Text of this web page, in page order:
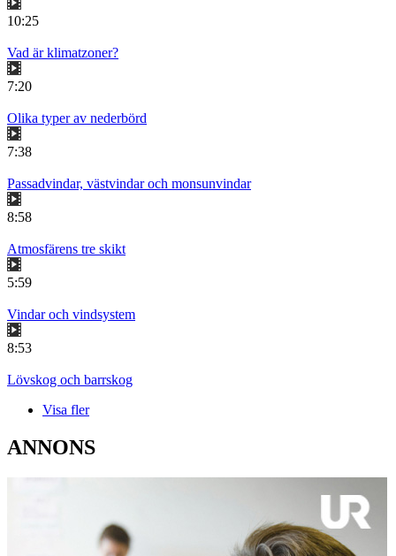
10:25
Vad är klimatzoner?
7:20
Olika typer av nederbörd
7:38
Passadvindar, västvindar och monsunvindar
8:58
Atmosfärens tre skikt
5:59
Vindar och vindsystem
8:53
Lövskog och barrskog
Visa fler
ANNONS